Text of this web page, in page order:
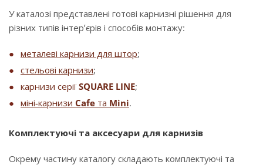
У каталозі представлені готові карнизні рішення для
різних типів інтер’єрів і способів монтажу:
металеві карнизи для штор;
стельові карнизи;
карнизи серії SQUARE LINE;
міні-карнизи Cafe та Mini.
Комплектуючі та аксесуари для карнизів
Окрему частину каталогу складають комплектуючі та